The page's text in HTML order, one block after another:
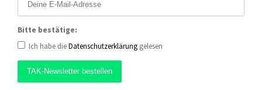
Bitte bestätige:
Ich habe dieDatenschutzerklärung gelesen